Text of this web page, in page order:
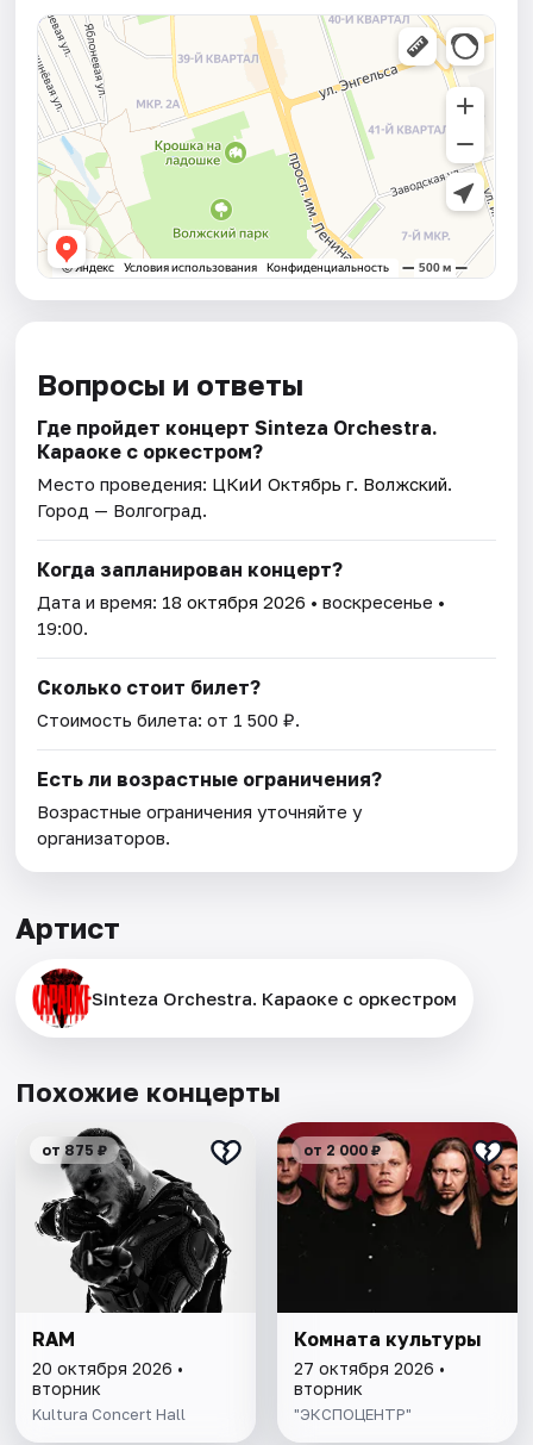
Вопросы и ответы
Где пройдет концерт Sinteza Orchestra.
Караоке с оркестром?
Место проведения: ЦКиИ Октябрь г. Волжский.
Город — Волгоград.
Когда запланирован концерт?
Дата и время: 18 октября 2026 • воскресенье •
19:00.
Сколько стоит билет?
Стоимость билета: от 1 500 ₽.
Есть ли возрастные ограничения?
Возрастные ограничения уточняйте у
организаторов.
Артист
Sinteza Orchestra. Караоке с оркестром
Похожие концерты
от 875 ₽
RAM
20 октября 2026 •
вторник
Kultura Concert Hall
от 2 000 ₽
Комната культуры
27 октября 2026 •
вторник
"ЭКСПОЦЕНТР"